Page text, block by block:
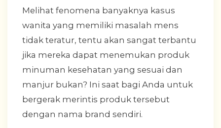
Melihat fenomena banyaknya kasus
wanita yang memiliki masalah mens
tidak teratur, tentu akan sangat terbantu
jika mereka dapat menemukan produk
minuman kesehatan yang sesuai dan
manjur bukan? Ini saat bagi Anda untuk
bergerak merintis produk tersebut
dengan nama brand sendiri.